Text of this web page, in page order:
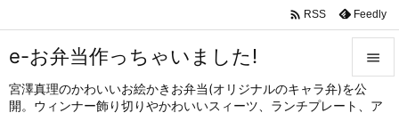
e-お弁当作っちゃいました!
宮澤真理のかわいいお絵かきお弁当(オリジナルのキャラ弁)を公
開。ウィンナー飾り切りやかわいいスィーツ、ランチプレート、ア


 RSS Feedly